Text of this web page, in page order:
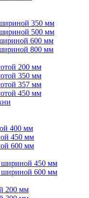
350 мм
500 мм
600 мм
800 мм
200 мм
350 мм
357 мм
450 мм
400 мм
450 мм
600 мм
шириной 450 мм
шириной 600 мм
200 мм